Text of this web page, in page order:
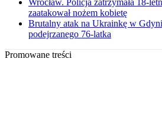
Wrocław. Policja zatrzymała 18-
zaatakował nożem kobietę
Brutalny atak na Ukrainkę w
podejrzanego 76-latka
Promowane treści